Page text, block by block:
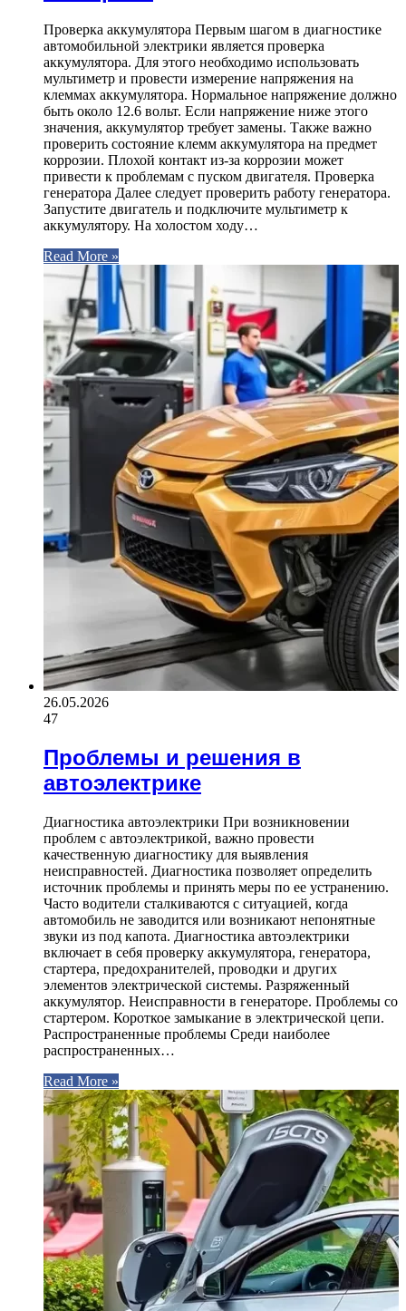
Проверка аккумулятора Первым шагом в диагностике
автомобильной электрики является проверка
аккумулятора. Для этого необходимо использовать
мультиметр и провести измерение напряжения на
клеммах аккумулятора. Нормальное напряжение должно
быть около 12.6 вольт. Если напряжение ниже этого
значения, аккумулятор требует замены. Также важно
проверить состояние клемм аккумулятора на предмет
коррозии. Плохой контакт из-за коррозии может
привести к проблемам с пуском двигателя. Проверка
генератора Далее следует проверить работу генератора.
Запустите двигатель и подключите мультиметр к
аккумулятору. На холостом ходу…
Read More »
26.05.2026
47
Проблемы и решения в
автоэлектрике
Диагностика автоэлектрики При возникновении
проблем с автоэлектрикой, важно провести
качественную диагностику для выявления
неисправностей. Диагностика позволяет определить
источник проблемы и принять меры по ее устранению.
Часто водители сталкиваются с ситуацией, когда
автомобиль не заводится или возникают непонятные
звуки из под капота. Диагностика автоэлектрики
включает в себя проверку аккумулятора, генератора,
стартера, предохранителей, проводки и других
элементов электрической системы. Разряженный
аккумулятор. Неисправности в генераторе. Проблемы со
стартером. Короткое замыкание в электрической цепи.
Распространенные проблемы Среди наиболее
распространенных…
Read More »